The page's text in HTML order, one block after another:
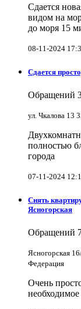
Сдается
видом на
до моря 15
08-11-2024
Сдается
Обращений
ул. Чкалова 13
полностью
города
07-11-2024
Снять
Ясногорская
Обращений
Ясногорская
Федерация
Очень